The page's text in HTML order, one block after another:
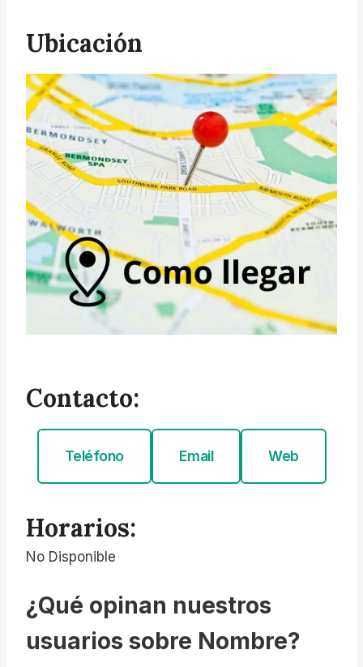
Ubicación
Contacto:
Teléfono Email Web
Horarios:
No Disponible
¿Qué opinan nuestros
usuarios sobre Nombre?